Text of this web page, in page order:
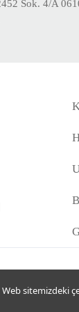
Sok. 4/A
Web sitemizdeki